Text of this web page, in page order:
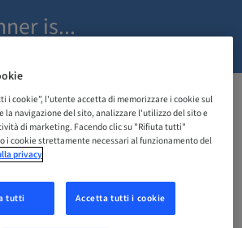
is...
PRECEDENTE
i cookie”, l'utente accetta di memorizzare i cookie sul
la navigazione del sito, analizzare l'utilizzo del sito e
di marketing. Facendo clic su "Rifiuta tutti"
i cookie strettamente necessari al funzionamento del
privacy
tutti Accetta tutti i cookie